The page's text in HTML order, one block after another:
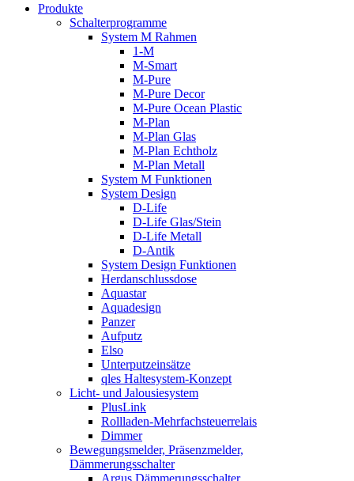
Produkte
Schalterprogramme
System M Rahmen
1-M
M-Smart
M-Pure
M-Pure Decor
M-Pure Ocean Plastic
M-Plan
M-Plan Glas
M-Plan Echtholz
M-Plan Metall
System M Funktionen
System Design
D-Life
D-Life Glas/Stein
D-Life Metall
D-Antik
System Design Funktionen
Herdanschlussdose
Aquastar
Aquadesign
Panzer
Aufputz
Elso
Unterputzeinsätze
qles Haltesystem-Konzept
Licht- und Jalousiesystem
PlusLink
Rollladen-Mehrfachsteuerrelais
Dimmer
Bewegungsmelder, Präsenzmelder,
Dämmerungsschalter
Argus Dämmerungsschalter